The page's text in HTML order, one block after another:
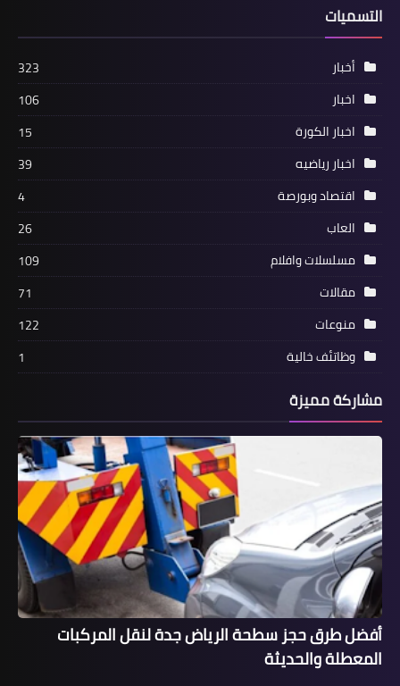
رضا شحاتة : أشكر جماهير المحلة على
مساندة الفريق واتمنى استمرار الأداء
الرجولى في المباريات المقبلة
أخبار
اتحاد كرة فى ضيافة وزير الرياضة
للأطمئنان على المنتخبات القومية
التسميات
أخبار
323
اخبار
106
اخبار الكورة
15
اخبار رياضيه
39
اقتصاد وبورصة
4
العاب
26
مسلسلات وافلام
109
مقالات
71
منوعات
122
وظاتئف خالية
1
مشاركة مميزة
أفضل طرق حجز سطحة الرياض جدة لنقل المركبات
المعطلة والحديثة